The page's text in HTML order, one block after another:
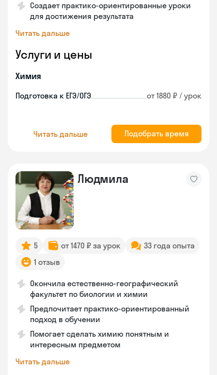
Создает практико-ориентированные уроки
для достижения результата
Читать дальше
Услуги и цены
Химия
Подготовка к ЕГЭ/ОГЭ от 1880 ₽ / урок
Читать дальше Подобрать время
Людмила
5 от 1470 ₽ за урок
33 года опыта
1 отзыв
Окончила естественно-географический
факультет по биологии и химии
Предпочитает практико-ориентированный
подход в обучении
Помогает сделать химию понятным и
интересным предметом
Читать дальше